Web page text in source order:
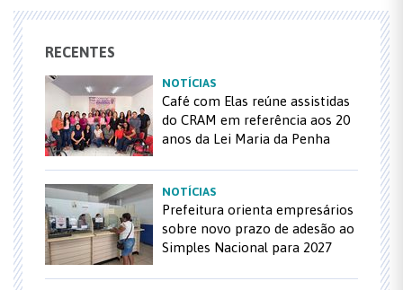
RECENTES
NOTÍCIAS
Café com Elas reúne assistidas
do CRAM em referência aos 20
anos da Lei Maria da Penha
NOTÍCIAS
Prefeitura orienta empresários
sobre novo prazo de adesão ao
Simples Nacional para 2027